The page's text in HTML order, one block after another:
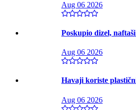
Aug 06 2026
Poskupio dizel,
Aug 06 2026
Havaji koriste
Aug 06 2026